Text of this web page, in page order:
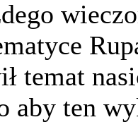
temat
aby ten